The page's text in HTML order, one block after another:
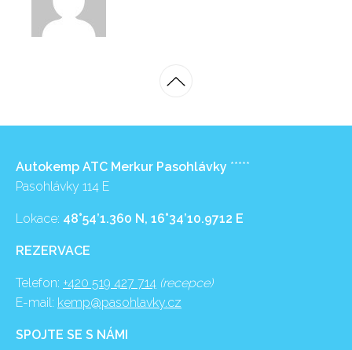
Autokemp ATC Merkur Pasohlávky *****
Pasohlávky 114 E
Lokace: 48°54’1.360 N, 16°34’10.9712 E
REZERVACE
Telefon: +420 519 427 714 (recepce)
E-mail: kemp@pasohlavky.cz
SPOJTE SE S NÁMI